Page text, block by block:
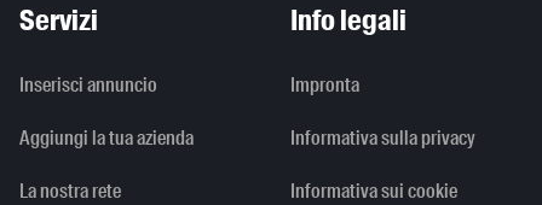
Servizi
Inserisci annuncio
Aggiungi la tua azienda
La nostra rete
Info legali
Impronta
Informativa sulla privacy
Informativa sui cookie